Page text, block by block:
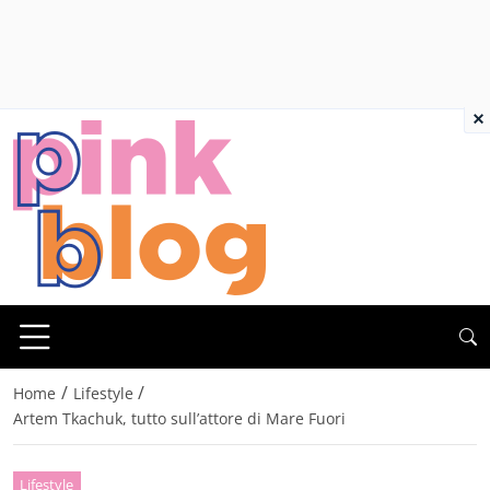
Home / Lifestyle /
Artem Tkachuk, tutto sull’attore di Mare Fuori
Lifestyle
×